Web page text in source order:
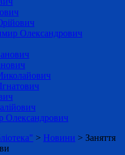
Олександрович
Олександрович
> Новини > Заняття